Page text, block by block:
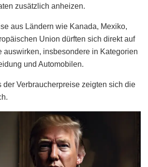
zusätzlich anheizen.
aus Ländern wie Kanada, Mexiko,
Union dürften sich direkt auf
auswirken, insbesondere in Kategorien
und Automobilen.
der Verbraucherpreise zeigten sich die